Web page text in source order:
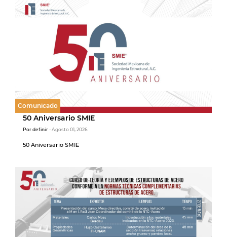
Comunicado
50 Aniversario SMIE
Por definir- Agosto 01, 2026
50 Aniversario SMIE